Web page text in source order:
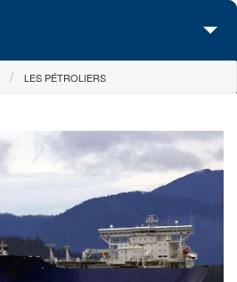
LES PÉTROLIERS